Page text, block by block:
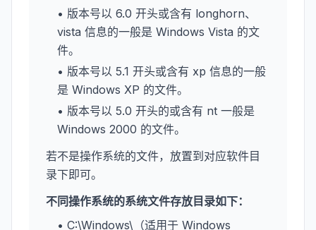
• 版本号以 6.0 开头或含有 longhorn、
vista 信息的一般是 Windows Vista 的文
件。
• 版本号以 5.1 开头或含有 xp 信息的一般
是 Windows XP 的文件。
• 版本号以 5.0 开头的或含有 nt 一般是
Windows 2000 的文件。
若不是操作系统的文件，放置到对应软件目
录下即可。
不同操作系统的系统文件存放目录如下：
• C:\Windows\（适用于 Windows